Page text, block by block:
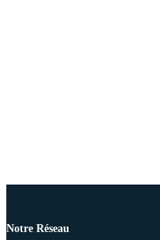
Notre Réseau